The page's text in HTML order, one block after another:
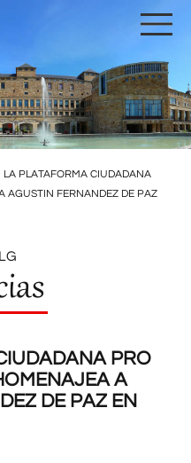
LA PLATAFORMA CIUDADANA
AGUSTIN FERNANDEZ DE PAZ
PRO
A
DE PAZ EN